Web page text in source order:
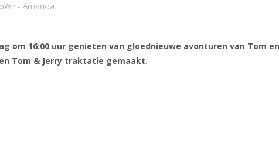
- Amanda
om 16:00 uur genieten van gloednieuwe avonturen van Tom
Tom & Jerry traktatie gemaakt.